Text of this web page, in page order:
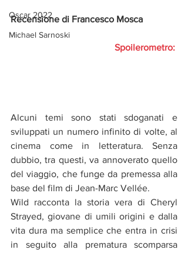
Oscar 2022
Michael Sarnoski
Recensione di Francesco Mosca
  Spoilerometro:
Alcuni temi sono stati sdoganati e
sviluppati un numero infinito di volte, al
cinema come in letteratura. Senza
dubbio, tra questi, va annoverato quello
del viaggio, che funge da premessa alla
base del film di Jean-Marc Vellée.
Wild racconta la storia vera di Cheryl
Strayed, giovane di umili origini e dalla
vita dura ma semplice che entra in crisi
in seguito alla prematura scomparsa